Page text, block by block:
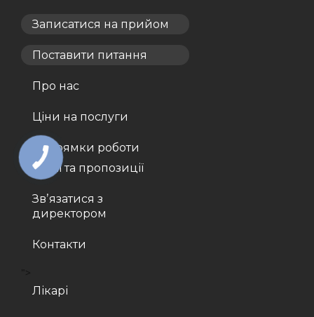
Записатися на прийом
Поставити питання
Про нас
Ціни на послуги
Напрямки роботи
Акції та пропозиції
Звʼязатися з
директором
Контакти
Лікарі